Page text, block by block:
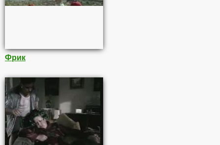
Фрик